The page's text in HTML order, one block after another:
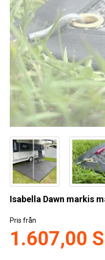
Gas
Vatten
Kyl
Elartiklar
Väderstationer
Reservdelar
Erbjudanden
Restförsäljning
Isabella Dawn markis
Pris från
1.607,00